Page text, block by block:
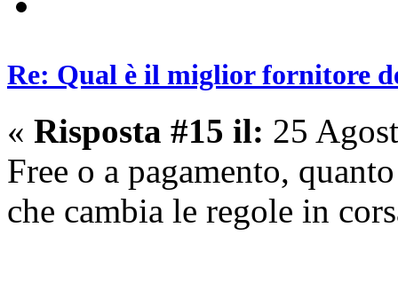
Re: Qual è il miglior fornitore
« Risposta #15 il: 25
Free o a pagamento,
che cambia le regole in